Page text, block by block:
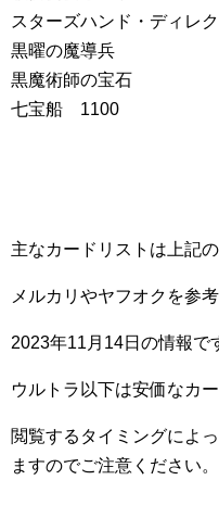
スターズハンド・ディレ
黒曜の魔導兵
黒魔術師の宝石
七宝船 1100
主なカードリストは上記の
メルカリやヤフオクを参
2023年11月14日の情報で
ウルトラ以下は安価なカ
閲覧するタイミングによ
ますのでご注意ください。